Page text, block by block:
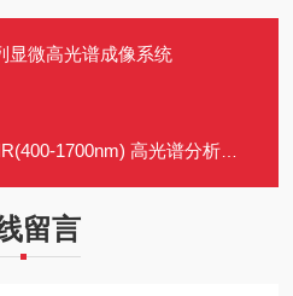
显微高光谱成像系统
1700nm) 高光谱分析系统
留言